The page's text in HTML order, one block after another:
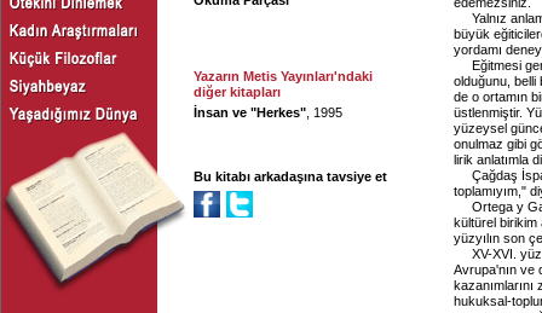
Yazarın Metis Yayınları'ndaki
diğer kitapları
İnsan ve "Herkes" , 1995
Bu kitabı arkadaşına tavsiye et
Yalnız
büyük
yordamı
Eğitmesi
olduğunu, belli
de o ortamın
üstlenmiştir.
yüzeysel
onulmaz gibi
lirik anlatımla
Çağdaş
toplamıyım,"
Ortega y
kültürel birikim
yüzyılın son
XV-XVI.
Avrupa'nın ve
hukuksal-